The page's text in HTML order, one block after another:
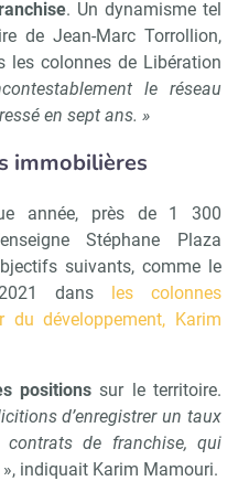
. Un dynamisme tel
de Jean-Marc Torrollion,
les colonnes de Libération
le réseau
en sept ans. »
immobilières
année, près de 1 300
Stéphane Plaza
suivants, comme le
dans les colonnes
du développement, Karim
positions sur le territoire.
d’enregistrer un taux
de franchise, qui
», indiquait Karim Mamouri.